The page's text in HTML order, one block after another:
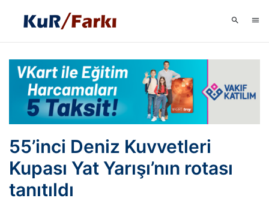
55’inci Deniz Kuvvetleri
Kupası Yat Yarışı’nın rotası
tanıtıldı